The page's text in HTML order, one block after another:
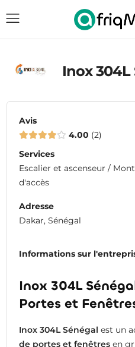
Inox 304L
Avis
4.00 2
Services
Escalier et ascenseur /
d'accès
Adresse
Dakar, Sénégal
Informations sur
Inox 304L
Portes et
Inox 304L Sénégal est un
de portes et fenêtresen